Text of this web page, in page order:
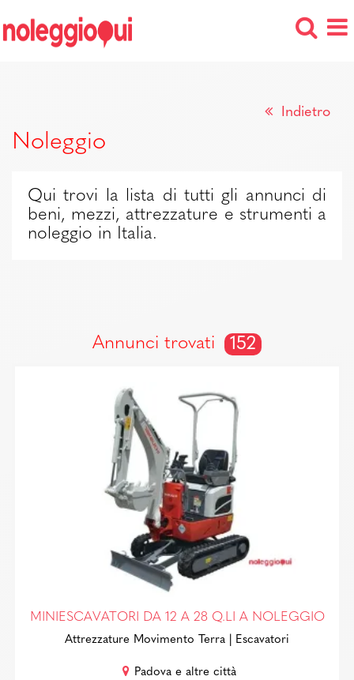
Indietro
Noleggio
Qui trovi la lista di tutti gli annunci di
beni, mezzi, attrezzature e strumenti a
noleggio in Italia.
Annunci trovati 152
MINIESCAVATORI DA 12 A 28 Q.LI A NOLEGGIO
Attrezzature Movimento Terra | Escavatori
Padova e altre città